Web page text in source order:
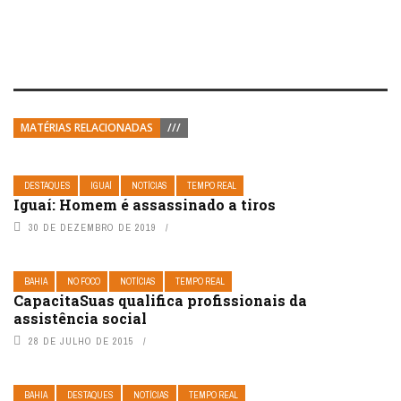
MATÉRIAS RELACIONADAS ///
DESTAQUES IGUAÍ NOTÍCIAS TEMPO REAL
Iguaí: Homem é assassinado a tiros
30 DE DEZEMBRO DE 2019
BAHIA NO FOCO NOTÍCIAS TEMPO REAL
CapacitaSuas qualifica profissionais da
assistência social
28 DE JULHO DE 2015
BAHIA DESTAQUES NOTÍCIAS TEMPO REAL